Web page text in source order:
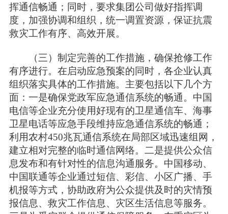
挥通信畅通；同时，要求集团公司做好指挥调
度，加强协调和组织，统一调置资源，保证抗震
救灾工作有序、高效开展。
（三）制定完善的工作措施，确保抢修工作
有序进行。在启动应急预案的同时，各企业认真
组织落实具体的工作措施。主要包括以下几个方
面：一是确保党政军应急通信系统的畅通。中国
电信等企业充分使用好现有的卫星通信车、海事
卫星电话等应急手段维持应急通信系统的畅通；
利用农村450兆瓦通信系统在局部区域迅速组网，
建立相对完整的临时通信网络。二是提供公众信
息发布和有针对性的信息沟通服务。中国移动、
中国联通等企业通过短信、彩信、小区广播、手
机报等方式，协助政府为公众提供及时的灾情预
报信息、救灾工作信息、灾区生活信息等服务。